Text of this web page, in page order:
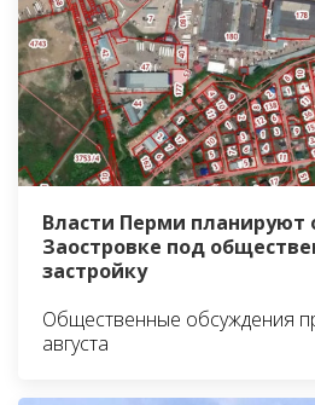
Власти Перми планируют
Заостровке под
застройку
Общественные обсуждения
августа